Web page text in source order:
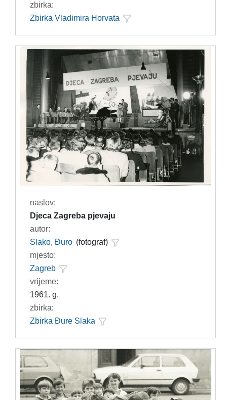
zbirka:
Zbirka Vladimira Horvata
naslov:
Djeca Zagreba pjevaju
autor:
Slako, Đuro (fotograf)
mjesto:
Zagreb
vrijeme:
1961. g.
zbirka:
Zbirka Đure Slaka